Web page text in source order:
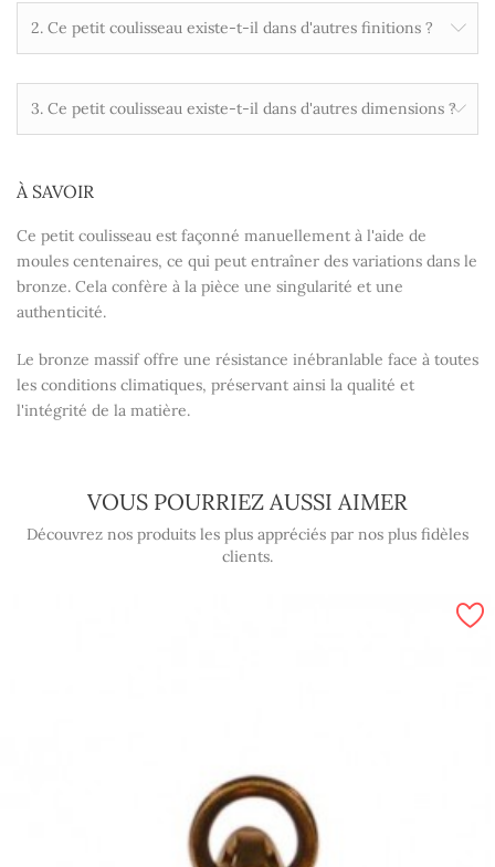
2. Ce petit coulisseau existe-t-il dans d'autres finitions ?
3. Ce petit coulisseau existe-t-il dans d'autres dimensions ?
À SAVOIR
Ce petit coulisseau est façonné manuellement à l'aide de
moules centenaires, ce qui peut entraîner des variations dans le
bronze. Cela confère à la pièce une singularité et une
authenticité.
Le bronze massif offre une résistance inébranlable face à toutes
les conditions climatiques, préservant ainsi la qualité et
l'intégrité de la matière.
VOUS POURRIEZ AUSSI AIMER
Découvrez nos produits les plus appréciés par nos plus fidèles
clients.